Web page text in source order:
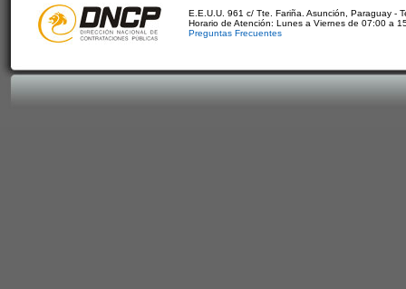
E.E.U.U. 961 c/ Tte. Fariña. Asunción, Paraguay -
Horario de Atención: Lunes a Viernes de 07:00 a
Preguntas Frecuentes